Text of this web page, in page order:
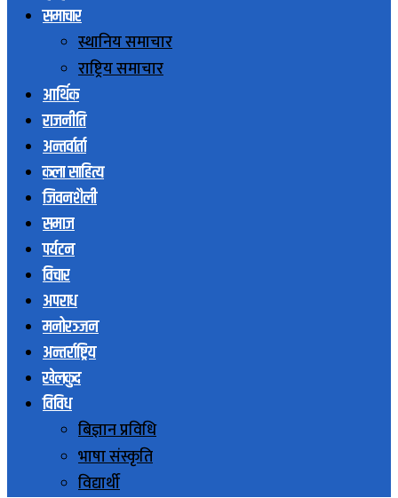
समाचार
स्थानिय समाचार
राष्ट्रिय समाचार
आर्थिक
राजनीति
अन्तर्वार्ता
कला साहित्य
जिवनशैली
समाज
पर्यटन
विचार
अपराध
मनोरञ्जन
अन्तर्राष्ट्रिय
खेलकुद
विविध
बिज्ञान प्रविधि
भाषा संस्कृति
विद्यार्थी